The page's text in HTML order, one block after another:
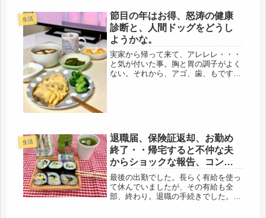
生活
節目の年はお得、怒涛の健康
診断と、人間ドッグをどうし
ようかな。
実家から帰って来て、アレレレ・・・
と気が付いた事。胸と胃の調子がよく
ない。それから、アゴ、歯、もです
生活
退職届、保険証返却、お勤め
終了・・帰宅すると不仲な夫
からショックな報告、コンビ
ニ弁当、ゴーヤの花咲く
最後の出勤でした。長らく有給を使っ
て休んでいましたが、その有給も全
部、終わり。退職の手続きでした。コ